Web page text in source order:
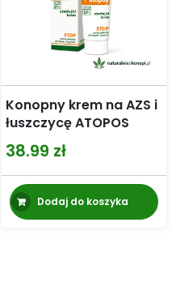
Konopny krem na AZS i
łuszczycę ATOPOS
38.99 zł
Dodaj do koszyka